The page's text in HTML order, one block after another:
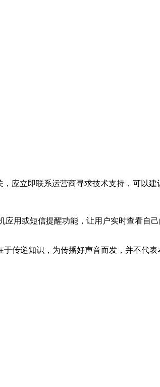
应立即联系运营商寻求技术支持，可以
用或短信提醒功能，让用户实时查看自
传递知识，为传播好声音而发，并不代